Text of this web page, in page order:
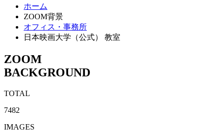
ホーム
ZOOM背景
オフィス・事務所
日本映画大学（公式） 教室
ZOOM
BACKGROUND
TOTAL
7482
IMAGES